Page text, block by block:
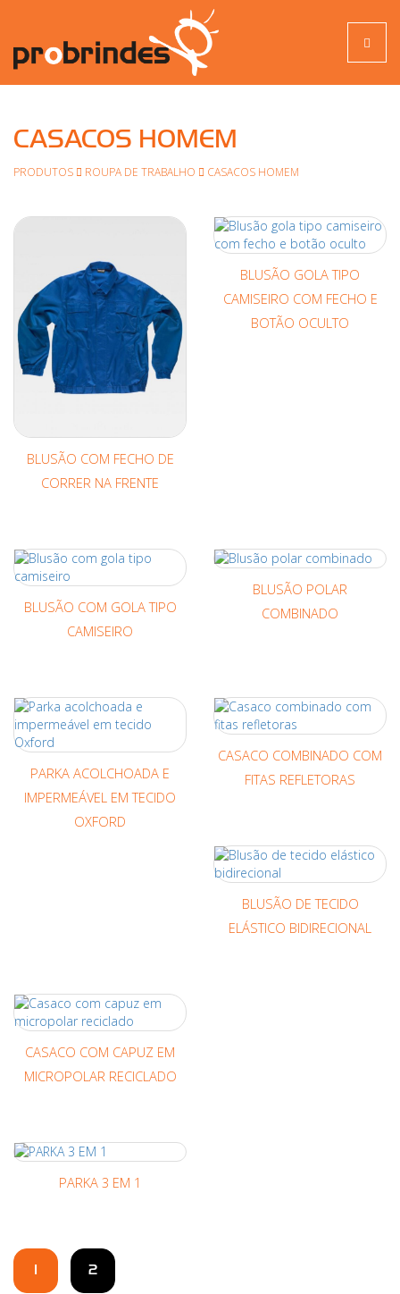
Toggle
CASACOS HOMEM
PRODUTOS ROUPA DE TRABALHO CASACOS HOMEM
BLUSÃO COM FECHO DE
CORRER NA FRENTE
BLUSÃO GOLA TIPO
CAMISEIRO COM FECHO E
BOTÃO OCULTO
BLUSÃO COM GOLA TIPO
CAMISEIRO
BLUSÃO POLAR
COMBINADO
PARKA ACOLCHOADA E
IMPERMEÁVEL EM TECIDO
OXFORD
CASACO COMBINADO COM
FITAS REFLETORAS
BLUSÃO DE TECIDO
ELÁSTICO BIDIRECIONAL
CASACO COM CAPUZ EM
MICROPOLAR RECICLADO
PARKA 3 EM 1
2